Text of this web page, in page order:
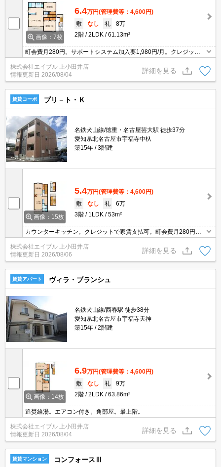
画像：7枚
6.4万円(管理費等：4,600円)
敷
なし 礼
8万
2階
2LDK 61.13m²
町会費月280円。サポートシステム加入要1,980円/月。クレジット
で家賃支払可。2階角部屋。
株式会社エイブル 上小田井店
情報更新日 2026/08/04
詳細を見る
賃貸コーポ プリ－ト・Ｋ
名鉄犬山線/徳重・名古屋芸大駅 徒歩37分
愛知県北名古屋市宇福寺中杁
築15年
3階建
画像：15枚
5.4万円(管理費等：4,600円)
敷
なし 礼
6万
3階
1LDK 53m²
カウンターキッチン。クレジットで家賃支払可。町会費月280円。
サポートシステム加入要1,980円/月。
株式会社エイブル 上小田井店
情報更新日 2026/08/06
詳細を見る
賃貸アパート ヴィラ・ブランシュ
名鉄犬山線/西春駅 徒歩38分
愛知県北名古屋市宇福寺天神
築15年
2階建
画像：14枚
6.9万円(管理費等：4,600円)
敷
なし 礼
9万
2階
2LDK 63.86m²
追焚給湯。エアコン付き。角部屋。最上階。
株式会社エイブル 上小田井店
情報更新日 2026/08/04
詳細を見る
賃貸マンション コンフォースⅢ